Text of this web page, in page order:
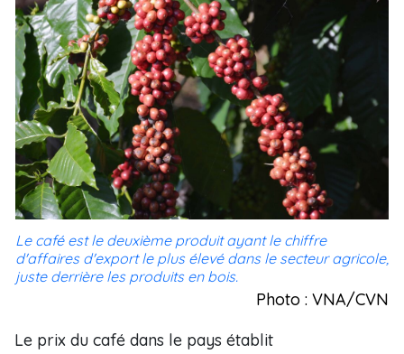
Le café est le deuxième produit ayant le chiffre
d'affaires d'export le plus élevé dans le secteur agricole,
juste derrière les produits en bois.
Photo : VNA/CVN
Le prix du café dans le pays établit